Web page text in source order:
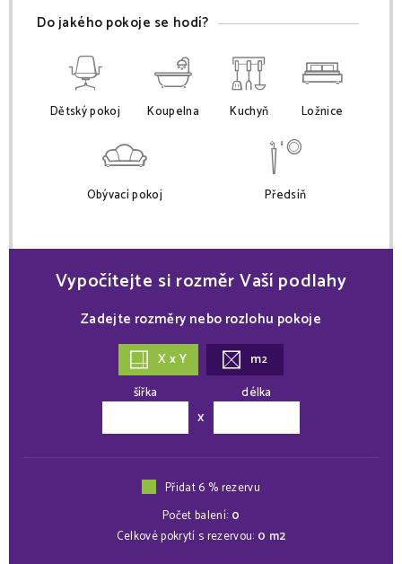
Do jakého pokoje se hodí?
Dětský pokoj Koupelna Kuchyň Ložnice
Obývací pokoj Předsíň
Vypočítejte si rozměr Vaší podlahy
Zadejte rozměry nebo rozlohu pokoje
X x Y m2
šířka
x
délka
Přidat 6 % rezervu
Počet balení: 0
Celkové pokrytí s rezervou: 0 m2